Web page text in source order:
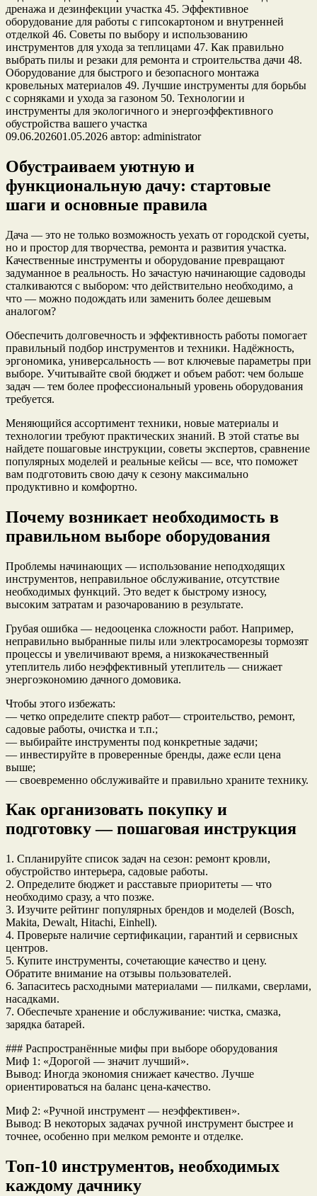
09.06.202601.05.2026 автор: administrator
Обустраиваем уютную и
функциональную дачу: стартовые
шаги и основные правила
Дача — это не только возможность уехать от городской суеты,
но и простор для творчества, ремонта и развития участка.
Качественные инструменты и оборудование превращают
задуманное в реальность. Но зачастую начинающие садоводы
сталкиваются с выбором: что действительно необходимо, а
что — можно подождать или заменить более дешевым
аналогом?
Обеспечить долговечность и эффективность работы помогает
правильный подбор инструментов и техники. Надёжность,
эргономика, универсальность — вот ключевые параметры при
выборе. Учитывайте свой бюджет и объем работ: чем больше
задач — тем более профессиональный уровень оборудования
требуется.
Меняющийся ассортимент техники, новые материалы и
технологии требуют практических знаний. В этой статье вы
найдете пошаговые инструкции, советы экспертов, сравнение
популярных моделей и реальные кейсы — все, что поможет
вам подготовить свою дачу к сезону максимально
продуктивно и комфортно.
Почему возникает необходимость в
правильном выборе оборудования
Проблемы начинающих — использование неподходящих
инструментов, неправильное обслуживание, отсутствие
необходимых функций. Это ведет к быстрому износу,
высоким затратам и разочарованию в результате.
Грубая ошибка — недооценка сложности работ. Например,
неправильно выбранные пилы или электросаморезы тормозят
процессы и увеличивают время, а низкокачественный
утеплитель либо неэффективный утеплитель — снижает
энергоэкономию дачного домовика.
Чтобы этого избежать:
— четко определите спектр работ— строительство, ремонт,
садовые работы, очистка и т.п.;
— выбирайте инструменты под конкретные задачи;
— инвестируйте в проверенные бренды, даже если цена
выше;
— своевременно обслуживайте и правильно храните технику.
Как организовать покупку и
подготовку — пошаговая инструкция
1. Спланируйте список задач на сезон: ремонт кровли,
обустройство интерьера, садовые работы.
2. Определите бюджет и расставьте приоритеты — что
необходимо сразу, а что позже.
3. Изучите рейтинг популярных брендов и моделей (Bosch,
Makita, Dewalt, Hitachi, Einhell).
4. Проверьте наличие сертификации, гарантий и сервисных
центров.
5. Купите инструменты, сочетающие качество и цену.
Обратите внимание на отзывы пользователей.
6. Запаситесь расходными материалами — пилками, сверлами,
насадками.
7. Обеспечьте хранение и обслуживание: чистка, смазка,
зарядка батарей.
### Распространённые мифы при выборе оборудования
Миф 1: «Дорогой — значит лучший».
Вывод: Иногда экономия снижает качество. Лучше
ориентироваться на баланс цена-качество.
Миф 2: «Ручной инструмент — неэффективен».
Вывод: В некоторых задачах ручной инструмент быстрее и
точнее, особенно при мелком ремонте и отделке.
Топ-10 инструментов, необходимых
каждому дачнику